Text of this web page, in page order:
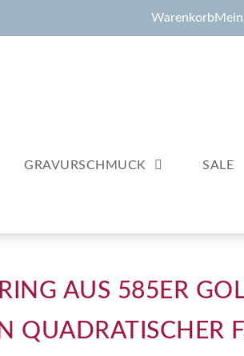
Warenkorb
GRAVURSCHMUCK SALE
AUS 585ER
QUADRATISCHER